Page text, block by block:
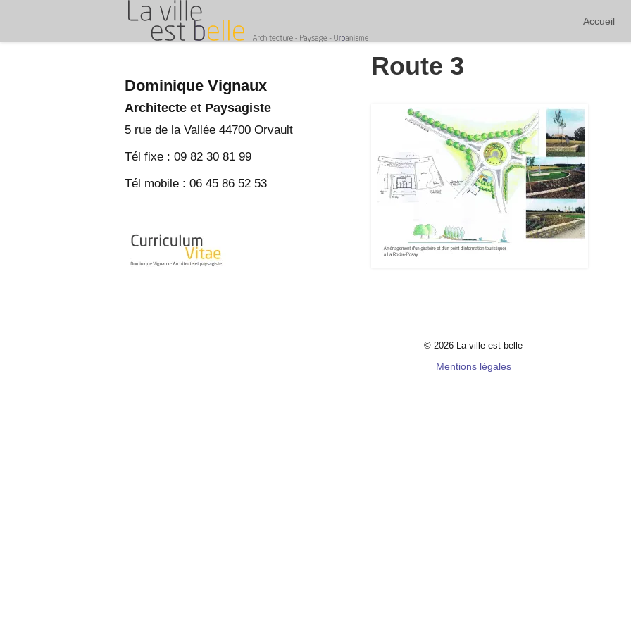
Menu Accueil
Route 3
Dominique Vignaux
Architecte et Paysagiste
5 rue de la Vallée 44700 Orvault
Tél fixe : 09 82 30 81 99
Tél mobile : 06 45 86 52 53
© 2026 La ville est belle
Mentions légales